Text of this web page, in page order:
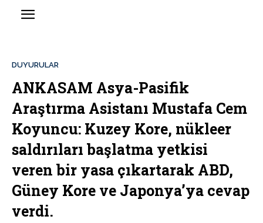
DUYURULAR
ANKASAM Asya-Pasifik
Araştırma Asistanı Mustafa Cem
Koyuncu: Kuzey Kore, nükleer
saldırıları başlatma yetkisi
veren bir yasa çıkartarak ABD,
Güney Kore ve Japonya’ya cevap
verdi.